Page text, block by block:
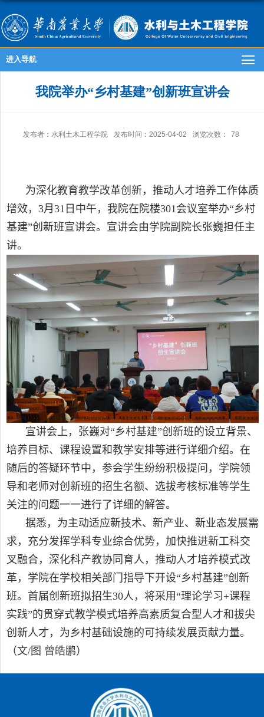
进入导航
我院举办“乡村基建”创新班宣讲会
发布者：水利土木工程学院 发布时间：2025-04-02 浏览次数： 78
为深化教育教学改革创新，推动人才培养工作体质
增效， 3月 31 日中午，我院在院楼301 会议室举办“乡村
基建”创新班宣讲会。宣讲会由学院副院长张巍担任主
讲。
宣讲会上，张巍对“乡村基建”创新班的设立背景、
培养目标、课程设置和教学安排等进行详细介绍。在
随后的答疑环节中，参会学生纷纷积极提问，学院领
导和老师对创新班的招生名额、选拔考核标准等学生
关注的问题一一进行了详细的解答。
据悉，为主动适应新技术、新产业、新业态发展需
求，充分发挥学科专业综合优势，加快推进新工科交
叉融合，深化科产教协同育人，推动人才培养模式改
革，学院在学校相关部门指导下开设“乡村基建”创新
班。首届创新班拟招生30人，将采用“理论学习+课程
实践”的贯穿式教学模式培养高素质复合型人才和拔尖
创新人才，为乡村基础设施的可持续发展贡献力量。
（文/图 曾皓鹏）